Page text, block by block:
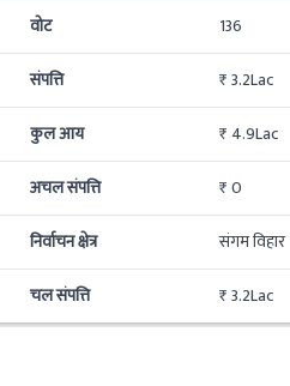
वोट
136
संपत्ति
₹ 3.2Lac
कुल आय
₹ 4.9Lac
अचल संपत्ति
₹ 0
निर्वाचन क्षेत्र
संगम विहार
चल संपत्ति ₹ 3.2Lac